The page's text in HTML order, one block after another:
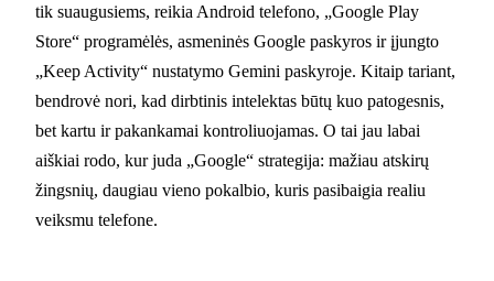
tik suaugusiems, reikia Android telefono, „Google Play
Store“ programėlės, asmeninės Google paskyros ir įjungto
„Keep Activity“ nustatymo Gemini paskyroje. Kitaip tariant,
bendrovė nori, kad dirbtinis intelektas būtų kuo patogesnis,
bet kartu ir pakankamai kontroliuojamas. O tai jau labai
aiškiai rodo, kur juda „Google“ strategija: mažiau atskirų
žingsnių, daugiau vieno pokalbio, kuris pasibaigia realiu
veiksmu telefone.